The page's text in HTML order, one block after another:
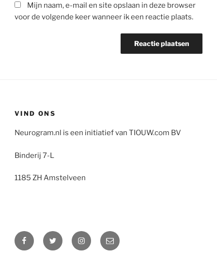
Mijn naam, e-mail en site opslaan in deze browser
voor de volgende keer wanneer ik een reactie plaats.
VIND ONS
Neurogram.nl is een initiatief van TIOUW.com BV
Binderij 7-L
1185 ZH Amstelveen
FacebookTwitter Instagram
E-
mail